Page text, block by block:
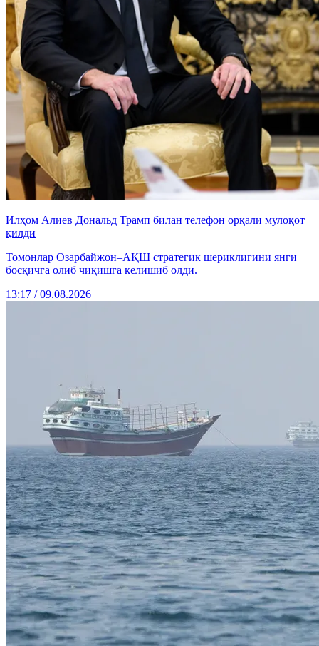
Илҳом Алиев Дональд Трамп билан телефон орқали мулоқот
қилди
Томонлар Озарбайжон–АҚШ стратегик шериклигини янги
босқичга олиб чиқишга келишиб олди.
13:17 / 09.08.2026